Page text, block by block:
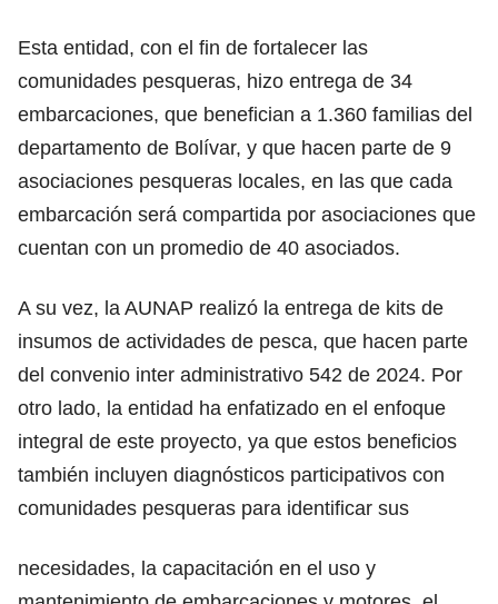
Esta entidad, con el fin de fortalecer las
comunidades pesqueras, hizo entrega de 34
embarcaciones, que benefician a 1.360 familias del
departamento de Bolívar, y que hacen parte de 9
asociaciones pesqueras locales, en las que cada
embarcación será compartida por asociaciones que
cuentan con un promedio de 40 asociados.
A su vez, la AUNAP realizó la entrega de kits de
insumos de actividades de pesca, que hacen parte
del convenio inter administrativo 542 de 2024. Por
otro lado, la entidad ha enfatizado en el enfoque
integral de este proyecto, ya que estos beneficios
también incluyen diagnósticos participativos con
comunidades pesqueras para identificar sus
necesidades, la capacitación en el uso y